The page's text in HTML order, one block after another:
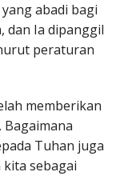
abadi bagi
dan Ia dipanggil
peraturan
memberikan
Tuhan juga
sebagai